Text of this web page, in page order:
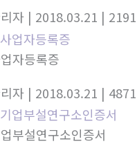
자 | 2018.03.21 | 2191
자등록증
자 | 2018.03.21 | 4871
부설연구소인증서